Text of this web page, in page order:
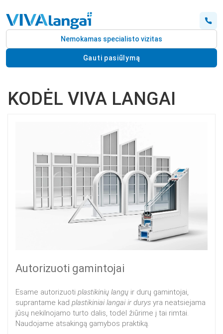
Nemokamas specialisto vizitas
Gauti pasiūlymą
KODĖL VIVA LANGAI
Autorizuoti gamintojai
Esame autorizuoti plastikinių langų ir durų gamintojai,
suprantame kad plastikiniai langai ir durys yra neatsiejama
jūsų nekilnojamo turto dalis, todėl žiūrime į tai rimtai.
Naudojame atsakingą gamybos praktiką.